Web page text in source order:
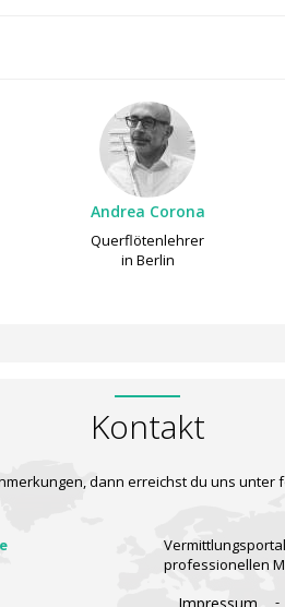
Andrea Corona
Querflötenlehrer
in Berlin
Kontakt
dann erreichst du uns unter
professionellen
-